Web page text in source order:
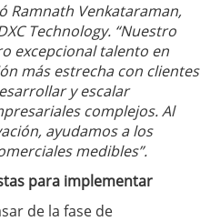
Ramnath Venkataraman,
Technology. “Nuestro
excepcional talento en
más estrecha con clientes
y escalar
complejos. Al
ayudamos a los
medibles”.
para implementar
de la fase de